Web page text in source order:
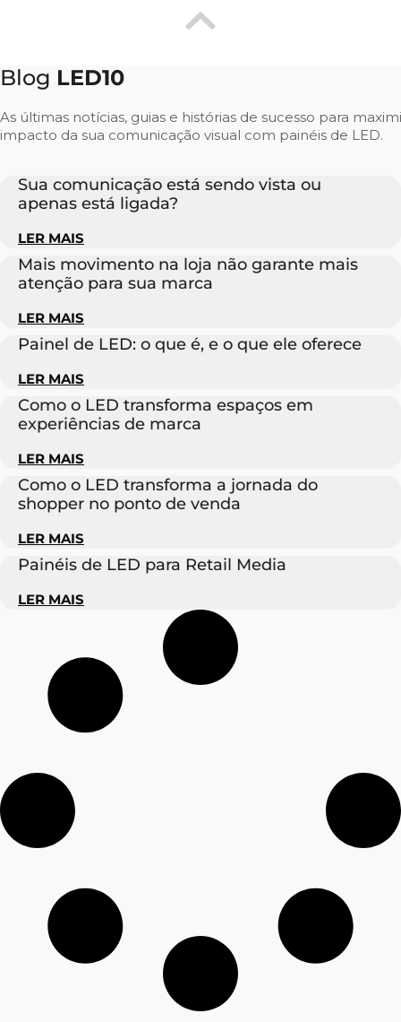
Blog LED10
As últimas notícias, guias e histórias de sucesso para
impacto da sua comunicação visual com painéis de LED.
Sua comunicação está sendo vista ou
apenas está ligada?
LER MAIS
Mais movimento na loja não garante mais
atenção para sua marca
LER MAIS
Painel de LED: o que é, e o que ele oferece
LER MAIS
Como o LED transforma espaços em
experiências de marca
LER MAIS
Como o LED transforma a jornada do
shopper no ponto de venda
LER MAIS
Painéis de LED para Retail Media
LER MAIS